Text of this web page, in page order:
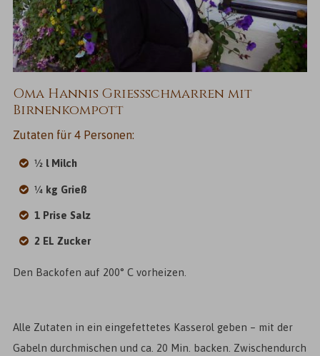
Oma Hannis Grießschmarren mit
Birnenkompott
Zutaten für 4 Personen:
½ l Milch
¼ kg Grieß
1 Prise Salz
2 EL Zucker
Den Backofen auf 200° C vorheizen.
Alle Zutaten in ein eingefettetes Kasserol geben – mit der
Gabeln durchmischen und ca. 20 Min. backen. Zwischendurch